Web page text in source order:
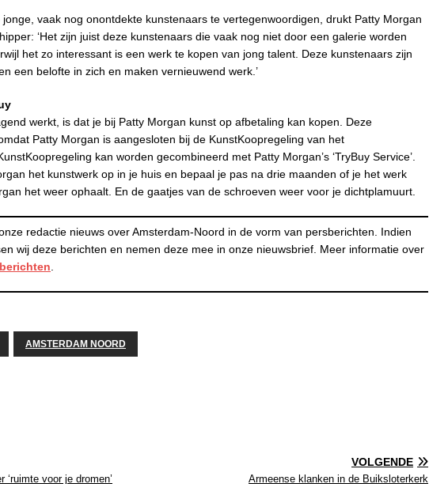
vaak nog onontdekte kunstenaars te vertegenwoordigen, drukt Patty Morgan
‘Het zijn juist deze kunstenaars die vaak nog niet door een galerie worden
het zo interessant is een werk te kopen van jong talent. Deze kunstenaars zijn
een belofte in zich en maken vernieuwend werk.’
werkt, is dat je bij Patty Morgan kunst op afbetaling kan kopen. Deze
Patty Morgan is aangesloten bij de KunstKoopregeling van het
kan worden gecombineerd met Patty Morgan’s ‘TryBuy Service’.
het kunstwerk op in je huis en bepaal je pas na drie maanden of je het werk
het weer ophaalt. En de gaatjes van de schroeven weer voor je dichtplamuurt.
redactie nieuws over Amsterdam-Noord in de vorm van persberichten. Indien
wij deze berichten en nemen deze mee in onze nieuwsbrief. Meer informatie over
AMSTERDAM NOORD
‘ruimte voor je dromen’
VOLGENDE
Armeense klanken in de Buiksloterkerk